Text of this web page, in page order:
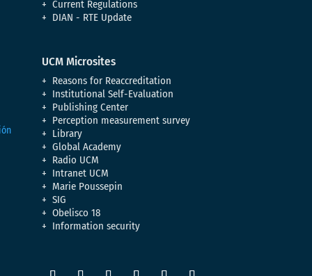
Current Regulations
DIAN - RTE Update
UCM Microsites
Reasons for Reaccreditation
Institutional Self-Evaluation
Publishing Center
Perception measurement survey
Library
Global Academy
Radio UCM
Intranet UCM
Marie Poussepin
SIG
Obelisco 18
Information security